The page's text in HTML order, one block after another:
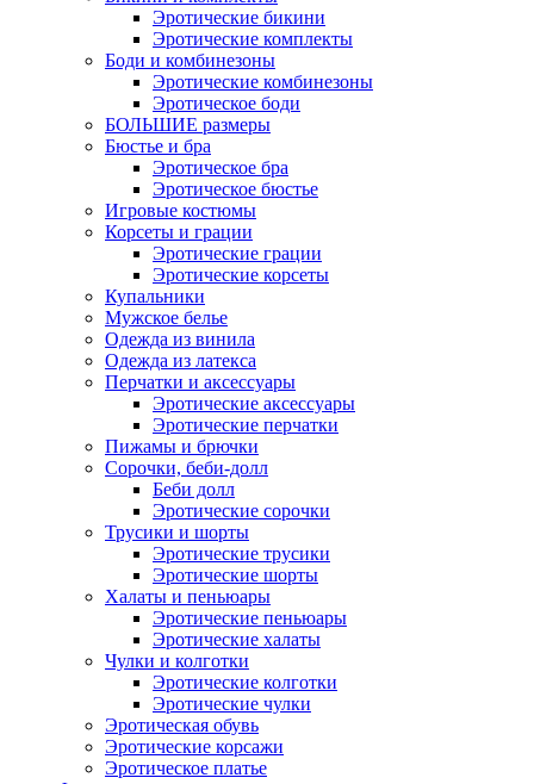
Эротические бикини
Эротические комплекты
Боди и комбинезоны
Эротические комбинезоны
Эротическое боди
БОЛЬШИЕ размеры
Бюстье и бра
Эротическое бра
Эротическое бюстье
Игровые костюмы
Корсеты и грации
Эротические грации
Эротические корсеты
Купальники
Мужское белье
Одежда из винила
Одежда из латекса
Перчатки и аксессуары
Эротические аксессуары
Эротические перчатки
Пижамы и брючки
Сорочки, беби-долл
Беби долл
Эротические сорочки
Трусики и шорты
Эротические трусики
Эротические шорты
Халаты и пеньюары
Эротические пеньюары
Эротические халаты
Чулки и колготки
Эротические колготки
Эротические чулки
Эротическая обувь
Эротические корсажи
Эротическое платье